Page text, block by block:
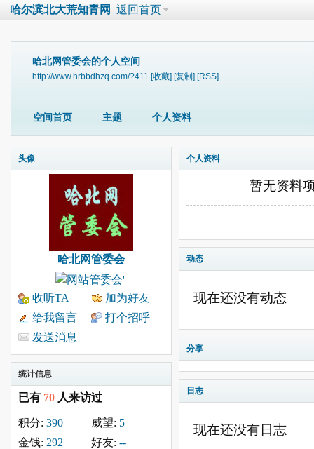
哈尔滨北大荒知青网 返回首页
哈北网管委会的个人空间
http://www.hrbbdhzq.com/?411 [收藏] [复制] [RSS]
空间首页 主题 个人资料
头像
哈北网管委会
收听TA
加为好友
给我留言
打个招呼
发送消息
统计信息
已有 70 人来访过
积分: 390 威望: 5
金钱: 292 好友: --
个人资料
暂无资料
动态
现在还没有动态
分享
日志
现在还没有日志